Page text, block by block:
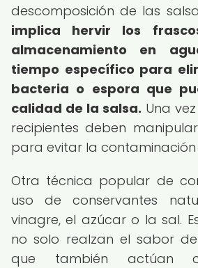
descomposición de las
implica hervir los
almacenamiento en
tiempo específico para
bacteria o espora que
calidad de la salsa. Una
recipientes deben
para evitar la contaminación
Otra técnica popular de
uso de conservantes
vinagre, el azúcar o la sal.
no solo realzan el sabor
que también actúan